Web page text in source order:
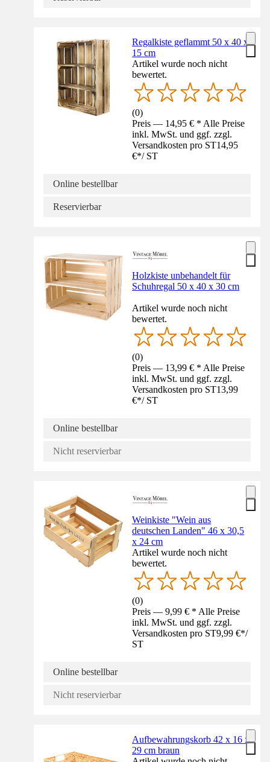
Regalkiste geflammt 50 x 40 x
15 cm
Artikel wurde noch nicht
bewertet.
(0)
Preis — 14,95 € * Alle Preise
inkl. MwSt. und ggf. zzgl.
Versandkosten pro ST14,95
€*/ ST
Online bestellbar
Reservierbar
Holzkiste unbehandelt für
Schuhregal 50 x 40 x 30 cm
Artikel wurde noch nicht
bewertet.
(0)
Preis — 13,99 € * Alle Preise
inkl. MwSt. und ggf. zzgl.
Versandkosten pro ST13,99
€*/ ST
Online bestellbar
Nicht reservierbar
Weinkiste "Wein aus
deutschen Landen" 46 x 30,5
x 24 cm
Artikel wurde noch nicht
bewertet.
(0)
Preis — 9,99 € * Alle Preise
inkl. MwSt. und ggf. zzgl.
Versandkosten pro ST9,99 €*/
ST
Online bestellbar
Nicht reservierbar
Aufbewahrungskorb 42 x 16 x
29 cm braun